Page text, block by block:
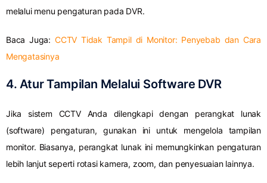
melalui menu pengaturan pada DVR.
Baca Juga: CCTV Tidak Tampil di Monitor: Penyebab dan Cara
Mengatasinya
4.Atur Tampilan Melalui Software DVR
Jika sistem CCTV Anda dilengkapi dengan perangkat lunak
(software) pengaturan, gunakan ini untuk mengelola tampilan
monitor. Biasanya, perangkat lunak ini memungkinkan pengaturan
lebih lanjut seperti rotasi kamera, zoom, dan penyesuaian lainnya.